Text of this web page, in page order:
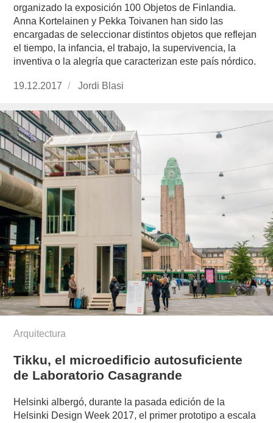
organizado la exposición 100 Objetos de Finlandia.
Anna Kortelainen y Pekka Toivanen han sido las
encargadas de seleccionar distintos objetos que reflejan
el tiempo, la infancia, el trabajo, la supervivencia, la
inventiva o la alegría que caracterizan este país nórdico.
Publicado
19.12.2017
https://www.experimenta.es/author/jordi-
Jordi Blasi
Arquitectura
Tikku, el microedificio autosuficiente
de Laboratorio Casagrande
Helsinki albergó, durante la pasada edición de la
Helsinki Design Week 2017, el primer prototipo a escala